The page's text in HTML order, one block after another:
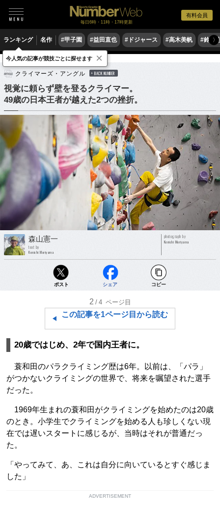
有料会員
毎日6時・11時・17時更新
ランキング 名作 #甲子園 #益田直也 #ドジャース #高木美帆 #鈴木
〉
他競技
クライマーズ・アングル BACK NUMBER
視覚に頼らず壁を登るクライマー。
49歳の日本王者が越えた2つの挫折。
森山憲一
text by
Kenichi Moriyama
photograph by
Kenichi Moriyama
ポスト シェア コピー
2 /4 ページ目
この記事を1ページ目から読む
20歳ではじめ、2年で国内王者に。
蓑和田のパラクライミング歴は6年。以前は、「パラ」
がつかないクライミングの世界で、将来を嘱望された選手
だった。
1969年生まれの蓑和田がクライミングを始めたのは20歳
のとき。小学生でクライミングを始める人も珍しくない現
在では遅いスタートに感じるが、当時はそれが普通だっ
た。
「やってみて、あ、これは自分に向いているとすぐ感じま
した」
ADVERTISEMENT
今人気の記事が競技ごとに探せます ×